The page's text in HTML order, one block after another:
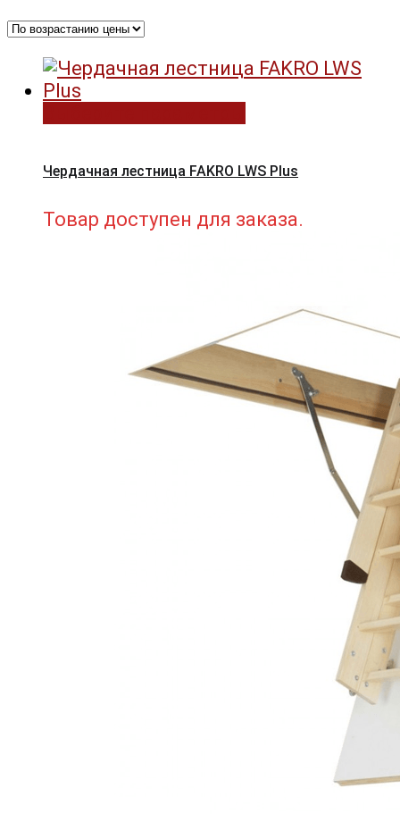
Чердачная лестница FAKRO LWS Plus
Товар доступен для заказа.